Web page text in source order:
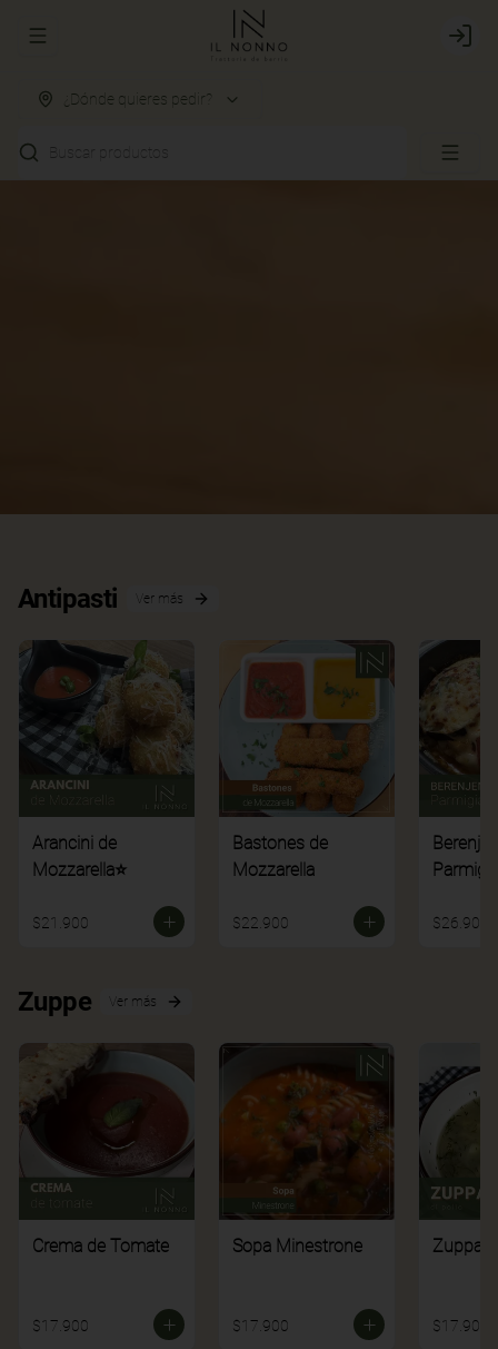
Abrir menu de navegación Login
¿Dónde quieres pedir?
Buscar productos
Antipasti Ver más
Arancini de
Mozzarella⭐
$21.900
Bastones de
Mozzarella
$22.900 $26.900
Zuppe Ver más
Crema de Tomate
$17.900
Sopa Minestrone
$17.900
Zuppa
$17.900